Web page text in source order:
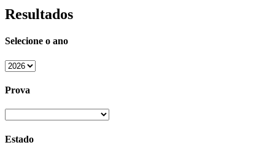
Resultados
Selecione o ano
Prova
Estado